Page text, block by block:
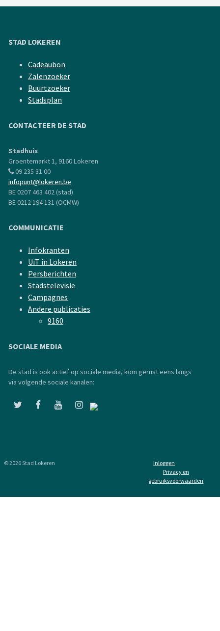
STAD LOKEREN
Cadeaubon
Zalenzoeker
Buurtzoeker
Stadsplan
CONTACTEER DE STAD
Stadhuis
Groentemarkt 1, 9160 Lokeren
09 235 31 00
infopunt@lokeren.be
BE 0207 463 402 (stad)
BE 0212 194 131 (OCMW)
COMMUNICATIE
Infokranten
UiT in Lokeren
Persberichten
Stadstelevisie
Campagnes
Andere publicaties
9160
SOCIALE MEDIA
De stad is ook actief op sociale media, kom gerust eens langs
via volgende sociale kanalen:
© 2026 Stad Lokeren
Inloggen
Privacy en
gebruiksvoorwaarden